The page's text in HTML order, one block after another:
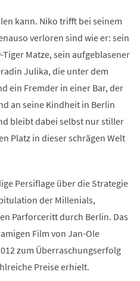
kann. Niko trifft bei seinem
verloren sind wie er: sein
Matze, sein aufgeblasener
Julika, die unter dem
ein Fremder in einer Bar, der
an seine Kindheit in Berlin
bleibt dabei selbst nur stiller
Platz in dieser schrägen Welt
Persiflage über die Strategie
der Millenials,
Parforceritt durch Berlin. Das
Film von Jan-Ole
zum Überraschungserfolg
Preise erhielt.